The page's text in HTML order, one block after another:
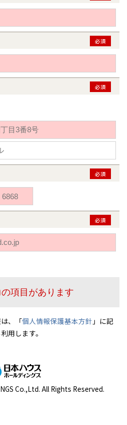
必須
必須
必須
必須
、「個人情報保護基本方針 」に記
用します。
Co.,Ltd. All Rights Reserved.
建築予定地の方でも現住所の有るお近
ださい。
さい。